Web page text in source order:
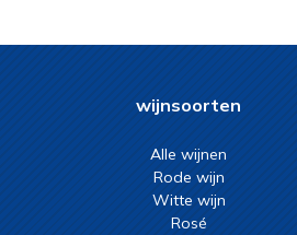
wijnsoorten
Alle wijnen
Rode wijn
Witte wijn
Rosé